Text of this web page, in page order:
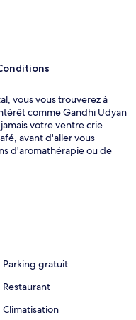
vous vous trouverez à
comme Gandhi Udyan
jamais votre ventre crie
avant d'aller vous
d'aromathérapie ou de
Parking gratuit
Restaurant
Climatisation